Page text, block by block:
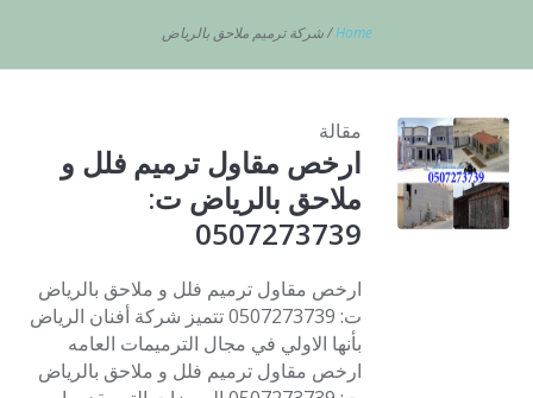
Home
/شركة ترميم ملاحق بالرياض
مقالة
ارخص مقاول ترميم فلل و
ملاحق بالرياض ت:
0507273739
ارخص مقاول ترميم فلل و ملاحق بالرياض
ت: 0507273739 تتميز شركة أفنان الرياض
بأنها الاولي في مجال الترميمات العامه
ارخص مقاول ترميم فلل و ملاحق بالرياض